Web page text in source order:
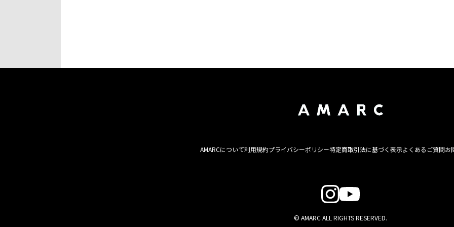
AMARCについて利用規約プライバシーポリシー特定商取引法に基づく表示よくあるご質問お
© AMARC ALL RIGHTS RESERVED.